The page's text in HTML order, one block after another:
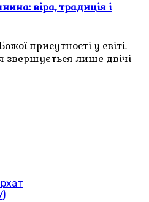
віра, традиція і
присутності у світі.
звершується лише двічі